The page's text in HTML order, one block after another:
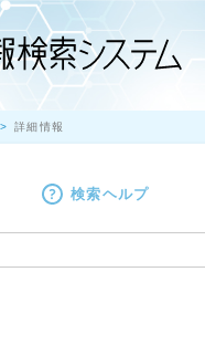
詳細情報
検索ヘルプ